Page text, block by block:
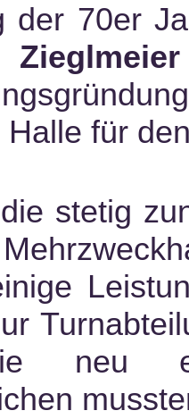
der 70er
Halle für
stetig
neu